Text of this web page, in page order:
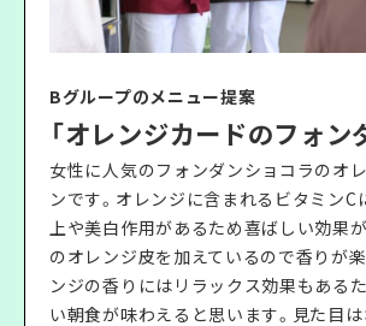
Bグループのメニュー提案
「オレンジカードのフォン
女性に人気のフォンダンショコラのオ
ンです。オレンジに含まれるビタミンC
上や美白作用があるため喜ばしい効果
のオレンジ皮を加えているので香りが
ンジの香りにはリラックス効果もある
い朝食が味わえると思います。見た目